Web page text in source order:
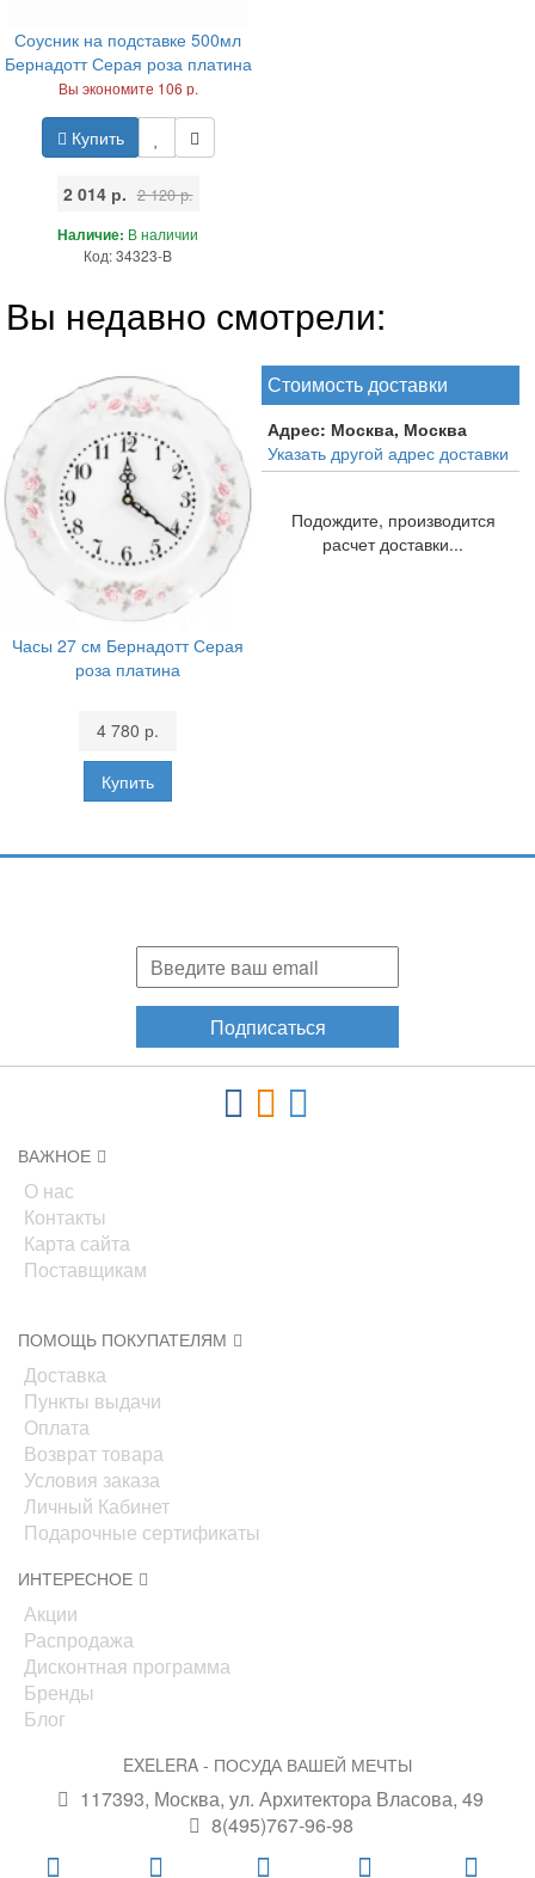
Соусник на подставке 500мл
Бернадотт Серая роза платина
Вы экономите 106 р.
Купить
2 014 р. 2 120 р.
Наличие: В наличии
Код: 34323-B
Вы недавно смотрели:
Часы 27 см Бернадотт Серая
роза платина
4 780 р.
Стоимость доставки
Адрес: Москва, Москва
Указать другой адрес доставки
Подождите, производится
расчет доставки...
Подписаться
ВАЖНОЕ
О нас
Контакты
Карта сайта
Поставщикам
ПОМОЩЬ ПОКУПАТЕЛЯМ
Доставка
Пункты выдачи
Оплата
Возврат товара
Условия заказа
Личный Кабинет
Подарочные сертификаты
ИНТЕРЕСНОЕ
Акции
Распродажа
Дисконтная программа
Бренды
Блог
EXELERA - ПОСУДА ВАШЕЙ МЕЧТЫ
117393, Москва, ул. Архитектора Власова, 49
8(495)767-96-98
info@exelera.ru